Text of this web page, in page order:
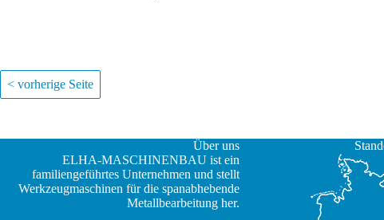
< vorherige Seite
Über uns
ELHA-MASCHINENBAU ist ein
familiengeführtes Unternehmen und stellt
Werkzeugmaschinen für die spanabhebende
Metallbearbeitung her.